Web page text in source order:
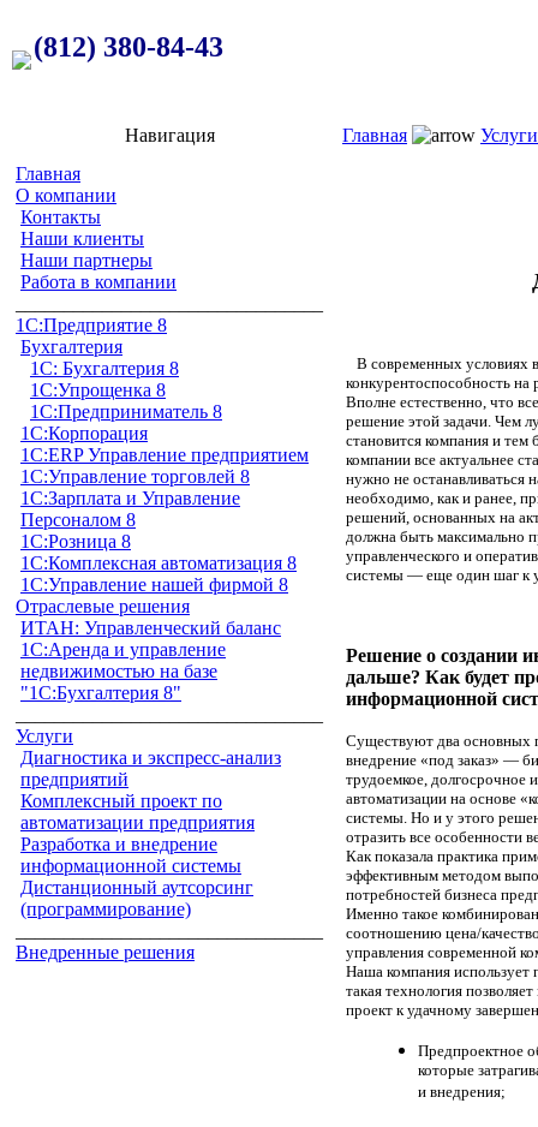
(812) 380-84-43
Навигация
Главная
О компании
Контакты
Наши клиенты
Наши партнеры
Работа в компании
1C:Предприятие 8
Бухгалтерия
1С: Бухгалтерия 8
1С:Упрощенка 8
1С:Предприниматель 8
1С:Корпорация
1С:ERP Управление предприятием
1С:Управление торговлей 8
1С:Зарплата и Управление
Персоналом 8
1С:Розница 8
1С:Комплексная автоматизация 8
1С:Управление нашей фирмой 8
Отраслевые решения
ИТАН: Управленческий баланс
1С:Аренда и управление
недвижимостью на базе
"1С:Бухгалтерия 8"
Услуги
Диагностика и экспресс-анализ
предприятий
Комплексный проект по
автоматизации предприятия
Разработка и внедрение
информационной системы
Дистанционный аутсорсинг
(программирование)
Внедренные решения
Главная Услуги
В современных условиях
конкурентоспособность на
Вполне естественно, что
решение этой задачи. Чем
становится компания и тем
компании все актуальнее
нужно не останавливаться
необходимо, как и ранее,
решений, основанных на
должна быть максимально
управленческого и
системы — еще один шаг к
Решение о создании
дальше? Как будет
информационной
Существуют два основных
внедрение «под заказ» —
трудоемкое, долгосрочное
автоматизации на основе
системы. Но и у этого
отразить все особенности
Как показала практика
эффективным методом
потребностей бизнеса
Именно такое
соотношению цена/
управления современной
Наша компания использует
такая технология
проект к удачному
Предпроектное
которые
и внедрения;